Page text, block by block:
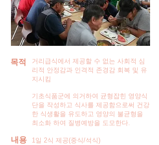
목적
거리급식에서 제공할 수 없는 사회적 심
리적 안정감과 인격적 존경감 회복 및 유
지시킴
기초식품군에 의거하여 균형잡힌 영양식
단을 작성하고 식사를 제공함으로써 건강
한 식생활을 유도하고 영양의 불균형을
최소화 하여 질병예방을 도모한다.
내용
1일 2식 제공(중식/석식)